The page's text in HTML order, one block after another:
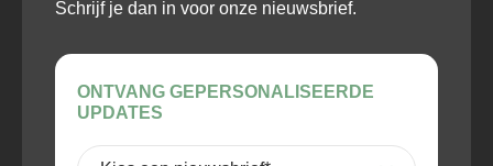
Schrijf je dan in voor onze nieuwsbrief.
ONTVANG GEPERSONALISEERDE
UPDATES
Kies